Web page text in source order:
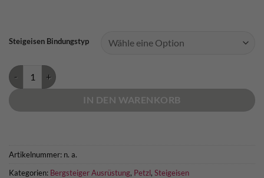
Steigeisen Bindungstyp
Petzl Vasak 12-Zack Steigeisen Menge
IN DEN WARENKORB
Artikelnummer: n. a.
Kategorien: Bergsteiger Ausrüstung, Petzl, Steigeisen